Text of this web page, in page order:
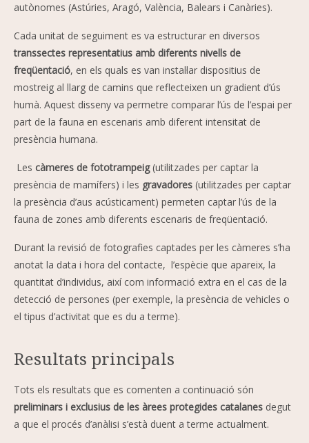
autònomes (Astúries, Aragó, València, Balears i Canàries).
Cada unitat de seguiment es va estructurar en diversos
transsectes representatius amb diferents nivells de
freqüentació, en els quals es van instal·lar dispositius de
mostreig al llarg de camins que reflecteixen un gradient d’ús
humà. Aquest disseny va permetre comparar l’ús de l’espai per
part de la fauna en escenaris amb diferent intensitat de
presència humana.
Les càmeres de fototrampeig(utilitzades per captar la
presència de mamífers) i les gravadores (utilitzades per captar
la presència d’aus acústicament) permeten captar l’ús de la
fauna de zones amb diferents escenaris de freqüentació.
Durant la revisió de fotografies captades per les càmeres s’ha
anotat la data i hora del contacte, l’espècie que apareix, la
quantitat d’individus, així com informació extra en el cas de la
detecció de persones (per exemple, la presència de vehicles o
el tipus d’activitat que es du a terme).
Resultats principals
Tots els resultats que es comenten a continuació són
preliminars i exclusius de les àrees protegides catalanes degut
a que el procés d’anàlisi s’està duent a terme actualment.